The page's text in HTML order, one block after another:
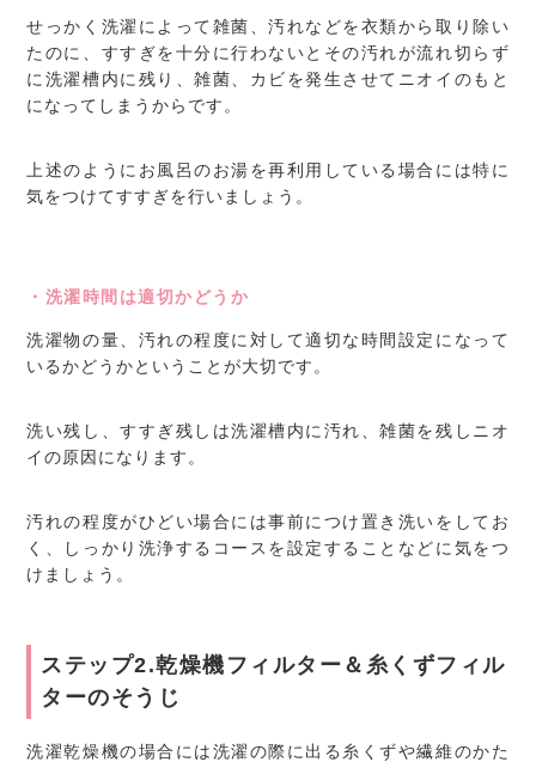
せっかく洗濯によって雑菌、汚れなどを衣類から取り除い
たのに、すすぎを十分に行わないとその汚れが流れ切らず
に洗濯槽内に残り、雑菌、カビを発生させてニオイのもと
になってしまうからです。
上述のようにお風呂のお湯を再利用している場合には特に
気をつけてすすぎを行いましょう。
・洗濯時間は適切かどうか
洗濯物の量、汚れの程度に対して適切な時間設定になって
いるかどうかということが大切です。
洗い残し、すすぎ残しは洗濯槽内に汚れ、雑菌を残しニオ
イの原因になります。
汚れの程度がひどい場合には事前につけ置き洗いをしてお
く、しっかり洗浄するコースを設定することなどに気をつ
けましょう。
ステップ2.乾燥機フィルター＆糸くずフィル
ターのそうじ
洗濯乾燥機の場合には洗濯の際に出る糸くずや繊維のかた